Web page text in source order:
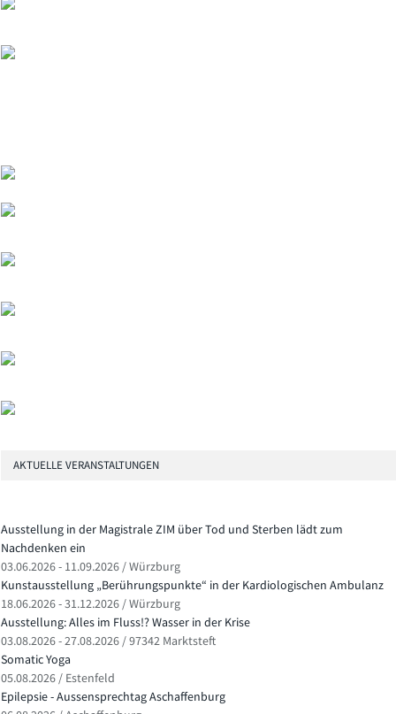
AKTUELLE VERANSTALTUNGEN
Ausstellung in der Magistrale ZIM über Tod und Sterben lädt zum
Nachdenken ein
03.06.2026 - 11.09.2026 / Würzburg
Kunstausstellung „Berührungspunkte“ in der Kardiologischen Ambulanz
18.06.2026 - 31.12.2026 / Würzburg
Ausstellung: Alles im Fluss!? Wasser in der Krise
03.08.2026 - 27.08.2026 / 97342 Marktsteft
Somatic Yoga
05.08.2026 / Estenfeld
Epilepsie - Aussensprechtag Aschaffenburg